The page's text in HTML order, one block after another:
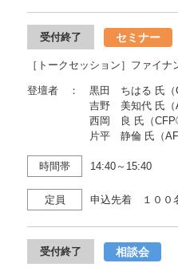
受付終了 セミナー
［トークセッション］ファイ
登壇者 ： 黒田 ちはる 氏（
吉野 美知代 氏（AFP
西岡 良 氏（CFP®認
片平 静倫 氏（AFP
時間帯 14:40～15:40
定員 申込先着 １００
受付終了 相談会